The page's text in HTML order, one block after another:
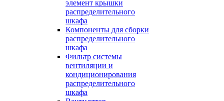
элемент крышки
распределительного
шкафа
Компоненты для сборки
распределительного
шкафа
Фильтр системы
вентиляции и
кондиционирования
распределительного
шкафа